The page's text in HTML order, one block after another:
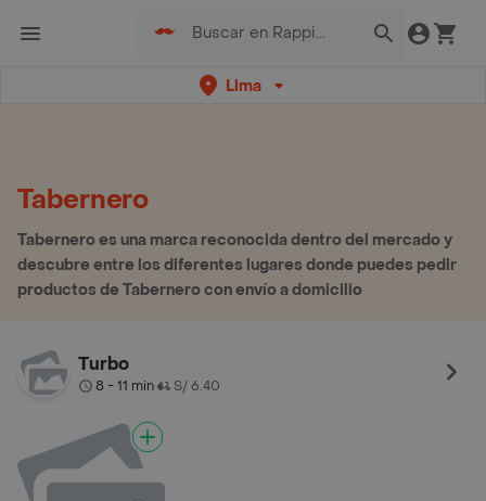
Lima
Tabernero
Tabernero es una marca reconocida dentro del mercado y
descubre entre los diferentes lugares donde puedes pedir
productos de Tabernero con envío a domicilio
Turbo
8 - 11 min• S/ 6.40